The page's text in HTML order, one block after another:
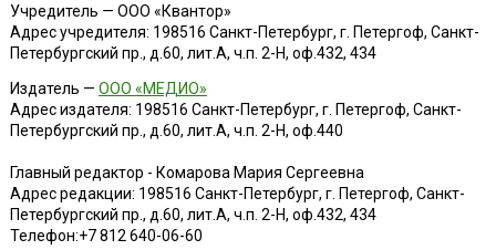
Учредитель — ООО «Квантор»
Адрес учредителя: 198516 Санкт-Петербург, г. Петергоф, Санкт-
Петербургский пр., д.60, лит.А, ч.п. 2-Н, оф.432, 434
Издатель — ООО «МЕДИО»
Адрес издателя: 198516 Санкт-Петербург, г. Петергоф, Санкт-
Петербургский пр., д.60, лит.А, ч.п. 2-Н, оф.440
Главный редактор - Комарова Мария Сергеевна
Адрес редакции: 198516 Санкт-Петербург, г. Петергоф, Санкт-
Петербургский пр., д.60, лит.А, ч.п. 2-Н, оф.432, 434
Телефон:+7 812 640-06-60